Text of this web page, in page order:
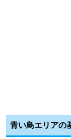
青い鳥エリアの